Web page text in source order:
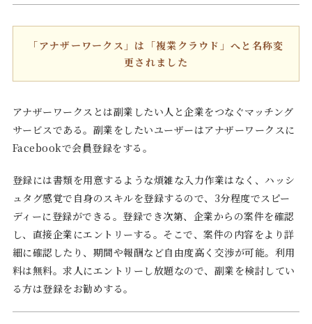
「アナザーワークス」は「複業クラウド」へと名称変
更されました
アナザーワークスとは副業したい人と企業をつなぐマッチング
サービスである。副業をしたいユーザーはアナザーワークスに
Facebookで会員登録をする。
登録には書類を用意するような煩雑な入力作業はなく、ハッシ
ュタグ感覚で自身のスキルを登録するので、3分程度でスピー
ディーに登録ができる。登録でき次第、企業からの案件を確認
し、直接企業にエントリーする。そこで、案件の内容をより詳
細に確認したり、期間や報酬など自由度高く交渉が可能。利用
料は無料。求人にエントリーし放題なので、副業を検討してい
る方は登録をお勧めする。